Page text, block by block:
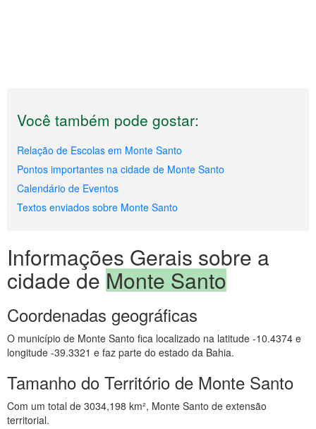
Você também pode gostar:
Relação de Escolas em Monte Santo
Pontos importantes na cidade de Monte Santo
Calendário de Eventos
Textos enviados sobre Monte Santo
Informações Gerais sobre a
cidade de Monte Santo
Coordenadas geográficas
O município de Monte Santo fica localizado na latitude -10.4374 e
longitude -39.3321 e faz parte do estado da Bahia.
Tamanho do Território de Monte Santo
Com um total de 3034,198 km², Monte Santo de extensão
territorial.